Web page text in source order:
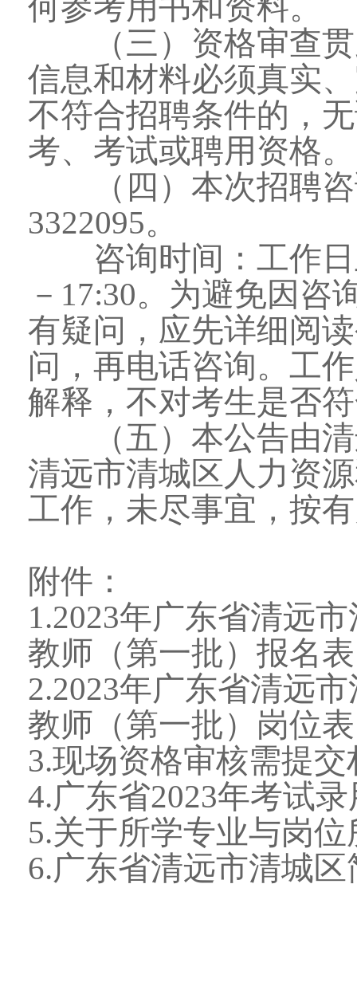
（三）资格审查贯
信息和材料必须真实
不符合招聘条件的，
考、考试或聘用资格。
（四）本次招聘咨
3322095。
咨询时间：工作日
－17:30。为避免因咨
有疑问，应先详细阅
问，再电话咨询。工
解释，不对考生是否
（五）本公告由清
清远市清城区人力资
工作，未尽事宜，按
附件：
1.2023年广东省清远
教师（第一批）报名表
2.2023年广东省清远
教师（第一批）岗位表
3.现场资格审核需提
4.广东省2023年考试
5.关于所学专业与岗
6.广东省清远市清城区